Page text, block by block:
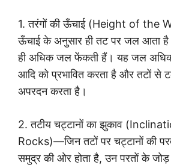
1. तरंगों की ऊँचाई (Height of the
ऊँचाई के अनुसार ही तट पर जल आता
ही अधिक जल फेंकती हैं। यह जल
आदि को प्रभावित करता है और तटों से
अपरदन करता है।
2. तटीय चट्टानों का झुकाव
Rocks)—जिन तटों पर चट्टानों की
समुद्र की ओर होता है, उन परतों के जोड़